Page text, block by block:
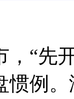
“先开
惯例